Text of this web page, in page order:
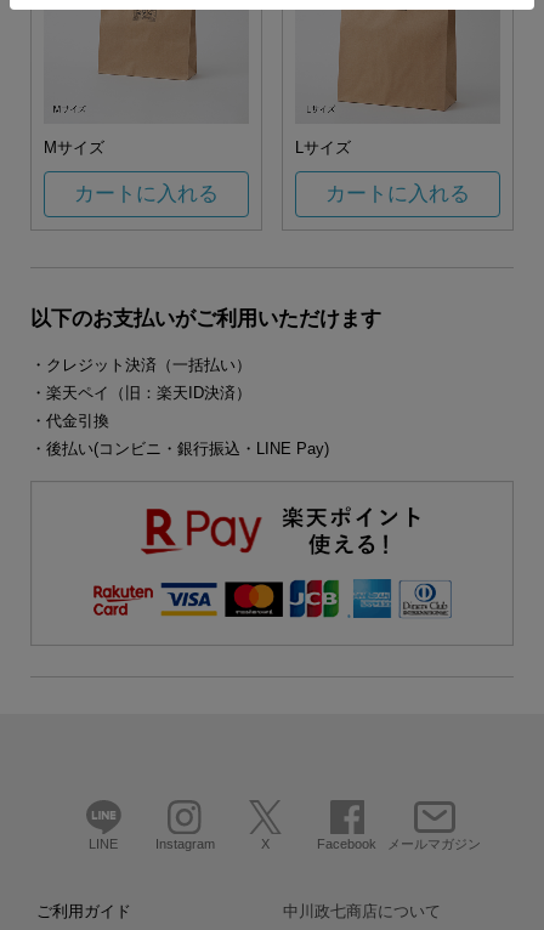
Mサイズ
カートに入れる
Lサイズ
カートに入れる
以下のお支払いがご利用いただけます
・クレジット決済（一括払い）
・楽天ペイ（旧：楽天ID決済）
・代金引換
・後払い(コンビニ・銀行振込・LINE Pay)
LINE Instagram X Facebook メールマガジン
ご利用ガイド 中川政七商店について